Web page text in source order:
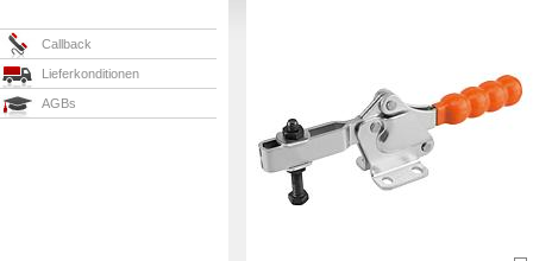
Callback
Lieferkonditionen
AGBs